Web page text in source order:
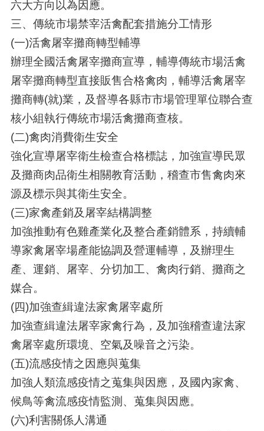
六大方向以為因應。
三、傳統市場禁宰活禽配套措施分工情形
(一)活禽屠宰攤商轉型輔導
辦理全國活禽屠宰攤商宣導，輔導傳統市場活禽
屠宰攤商轉型直接販售合格禽肉，輔導活禽屠宰
攤商轉(就)業，及督導各縣市市場管理單位聯合查
核小組執行傳統市場活禽攤商查核。
(二)禽肉消費衛生安全
強化宣導屠宰衛生檢查合格標誌，加強宣導民眾
及攤商肉品衛生相關教育活動，稽查市售禽肉來
源及標示與其衛生安全。
(三)家禽產銷及屠宰結構調整
加強推動有色雞產業化及整合產銷體系，持續輔
導家禽屠宰場產能協調及營運輔導，及辦理生
產、運銷、屠宰、分切加工、禽肉行銷、攤商之
媒合。
(四)加強查緝違法家禽屠宰處所
加強查緝違法屠宰家禽行為，及加強稽查違法家
禽屠宰處所環境、空氣及噪音之污染。
(五)流感疫情之因應與蒐集
加強人類流感疫情之蒐集與因應，及國內家禽、
候鳥等禽流感疫情監測、蒐集與因應。
(六)利害關係人溝通